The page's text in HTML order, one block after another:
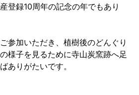
登録10周年の記念の年でもあり
参加いただき、植樹後のどんぐり
様子を見るために寺山炭窯跡へ足
ありがたいです。